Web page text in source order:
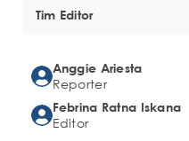
Tim Editor
Anggie Ariesta
Reporter
Febrina Ratna Iskana
Editor